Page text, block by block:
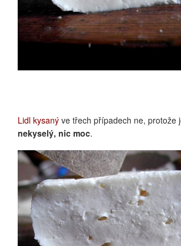
Lidl kysaný ve třech případech ne, protože
nekyselý, nic moc.